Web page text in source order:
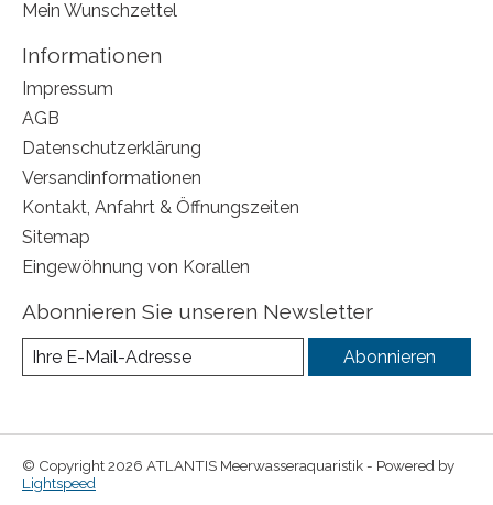
Mein Wunschzettel
Informationen
Impressum
AGB
Datenschutzerklärung
Versandinformationen
Kontakt, Anfahrt & Öffnungszeiten
Sitemap
Eingewöhnung von Korallen
Abonnieren Sie unseren Newsletter
Abonnieren
© Copyright 2026 ATLANTIS Meerwasseraquaristik - Powered by
Lightspeed